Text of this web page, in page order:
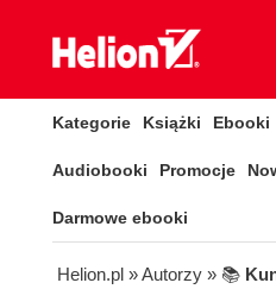
Kategorie Książki Ebooki
Audiobooki Promocje
Darmowe ebooki
Helion.pl » Autorzy » 📚